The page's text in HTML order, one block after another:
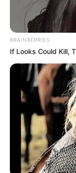
A Tisza-
feltárásáról
ugyanis a
BRAINBERRIES
If Looks Could Kill,